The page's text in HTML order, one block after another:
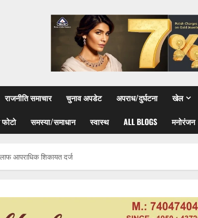
राजनीति समाचार चुनाव अपडेट अपराध/दुर्घटना खेल
समस्या/समाधान स्वास्थ ALL BLOGS मनोरंजन
आपराधिक शिकायत दर्ज